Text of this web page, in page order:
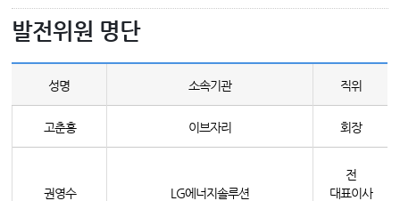
발전위원 명단
성명 소속기관 직위
고춘홍 이브자리 회장
권영수 LG에너지솔루션
전
대표이사